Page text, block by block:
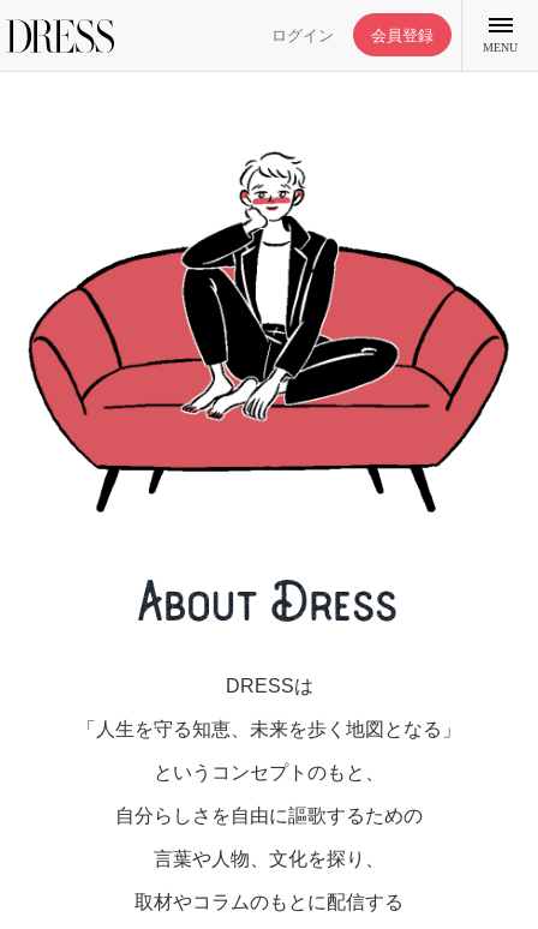
ログイン 会員登録
MENU
DRESS部活
ライフスタイル
恋愛/結婚/離婚
美容/健康
妊娠/出産/家族
DRESSは
「人生を守る知恵、未来を歩く地図となる」
というコンセプトのもと、
自分らしさを自由に謳歌するための
言葉や人物、文化を探り、
取材やコラムのもとに配信する